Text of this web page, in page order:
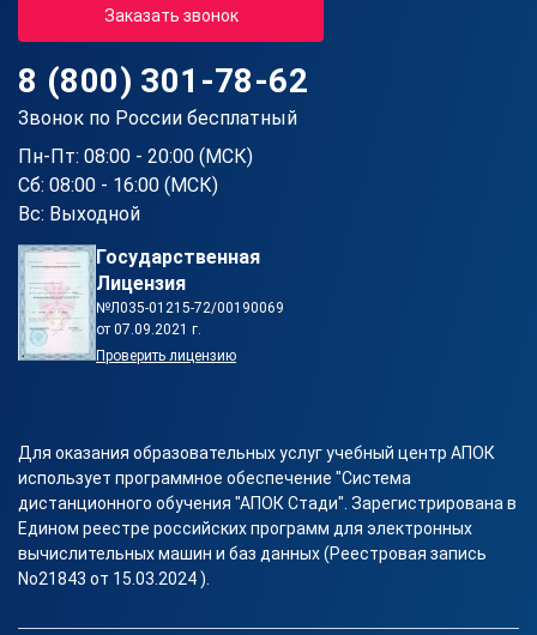
Заказать звонок
8 (800) 301-78-62
Звонок по России бесплатный
Пн-Пт: 08:00 - 20:00 (МСК)
Сб: 08:00 - 16:00 (МСК)
Вс: Выходной
Государственная
Лицензия
№Л035-01215-72/00190069
от 07.09.2021 г.
Проверить лицензию
Для оказания образовательных услуг учебный центр АПОК
использует программное обеспечение "Система
дистанционного обучения "АПОК Стади". Зарегистрирована в
Едином реестре российских программ для электронных
вычислительных машин и баз данных (Реестровая запись
No21843 от 15.03.2024 ).